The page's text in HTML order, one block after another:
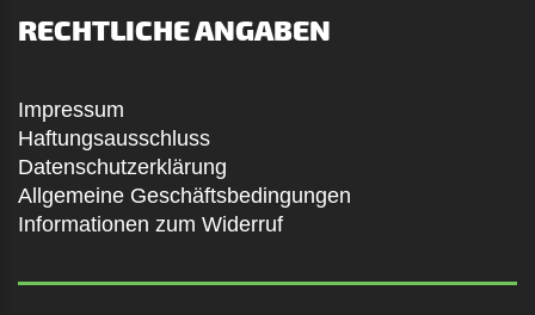
RECHTLICHE ANGABEN
Impressum
Haftungsausschluss
Datenschutzerklärung
Allgemeine Geschäftsbedingungen
Informationen zum Widerruf